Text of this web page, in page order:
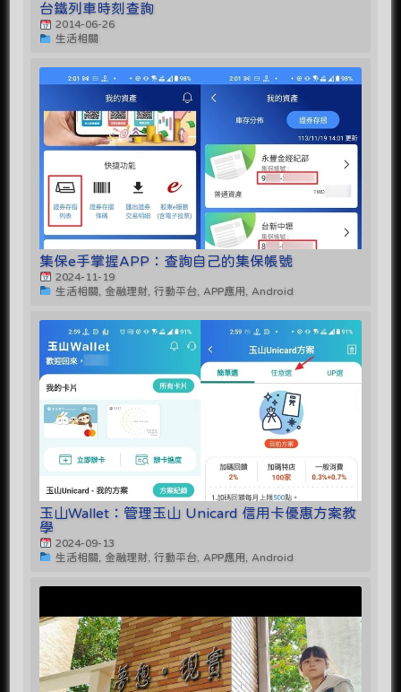
台鐵列車時刻查詢
2014-06-26
生活相關
集保e手掌握APP：查詢自己的集保帳號
2024-11-19
生活相關, 金融理財, 行動平台, APP應用, Android
玉山Wallet：管理玉山 Unicard 信用卡優惠方案教
學
2024-09-13
生活相關, 金融理財, 行動平台, APP應用, Android